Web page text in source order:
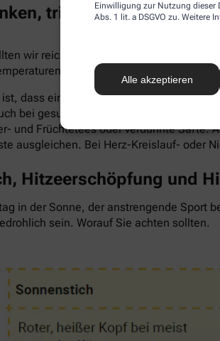
Einwilligung zur Nutzung dieser
Abs. 1 lit. a DSGVO zu. Weitere
Alle akzeptieren
trinken!
wir reichlich trinken, um den
Trinken wir zu wenig, sind
dass ein Flüssigkeitsmangel auch
bei gesunden Menschen. Als
und Früchtetees oder verdünnte Säfte.
ausgleichen. Bei Herz-Kreislauf- oder
Hitzeerschöpfung und
in der Sonne, der anstrengende Sport
sein. Worauf Sie achten sollten.